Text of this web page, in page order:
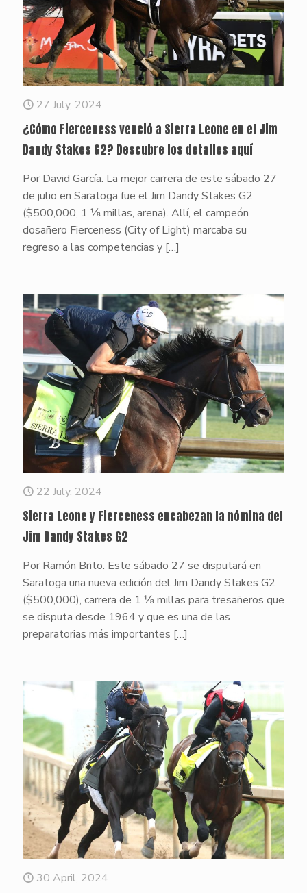
27 July, 2024
¿Cómo Fierceness venció a Sierra Leone en el Jim
Dandy Stakes G2? Descubre los detalles aquí
Por David García. La mejor carrera de este sábado 27
de julio en Saratoga fue el Jim Dandy Stakes G2
($500,000, 1 ⅛ millas, arena). Allí, el campeón
dosañero Fierceness (City of Light) marcaba su
regreso a las competencias y […]
22 July, 2024
Sierra Leone y Fierceness encabezan la nómina del
Jim Dandy Stakes G2
Por Ramón Brito. Este sábado 27 se disputará en
Saratoga una nueva edición del Jim Dandy Stakes G2
($500,000), carrera de 1 ⅛ millas para tresañeros que
se disputa desde 1964 y que es una de las
preparatorias más importantes […]
30 April, 2024